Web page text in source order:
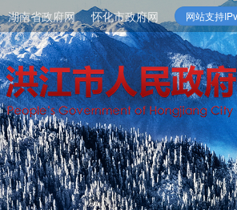
湖南省政府网 怀化市政府网 网站支持